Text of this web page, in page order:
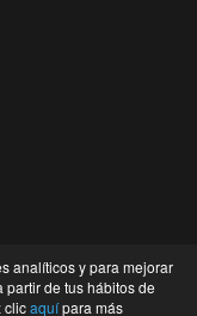
- Albacete - España
analíticos y para mejorar
de tus hábitos de
clicaquípara más